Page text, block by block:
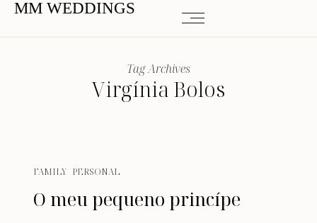
MM WEDDINGS
Tag Archives
Virgínia Bolos
FAMILY PERSONAL
O meu pequeno princípe